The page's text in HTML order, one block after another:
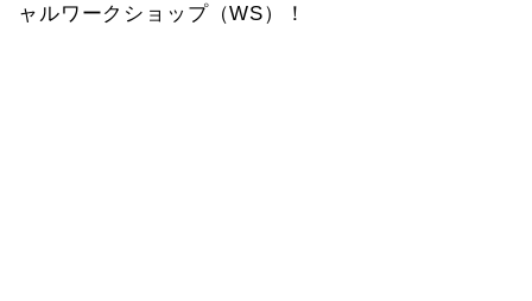
ャルワークショップ（WS）！